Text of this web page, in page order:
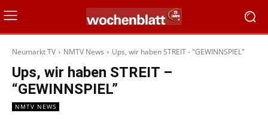
Neumarkt TV NMTV News Ups, wir haben STREIT - "GEWINNSPIEL"
Ups, wir haben STREIT –
“GEWINNSPIEL”
NMTV NEWS